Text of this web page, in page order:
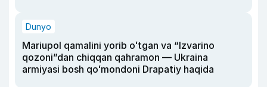
Dunyo
Mariupol qamalini yorib oʻtgan va “Izvarino
qozoni”dan chiqqan qahramon — Ukraina
armiyasi bosh qoʻmondoni Drapatiy haqida